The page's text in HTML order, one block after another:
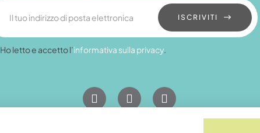
ISCRIVITI
Ho letto e accetto l’informativa sulla privacy.